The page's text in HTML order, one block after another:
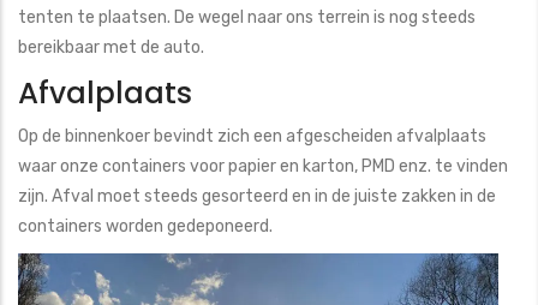
tenten te plaatsen. De wegel naar ons terrein is nog steeds
bereikbaar met de auto.
Afvalplaats
Op de binnenkoer bevindt zich een afgescheiden afvalplaats
waar onze containers voor papier en karton, PMD enz. te vinden
zijn. Afval moet steeds gesorteerd en in de juiste zakken in de
containers worden gedeponeerd.